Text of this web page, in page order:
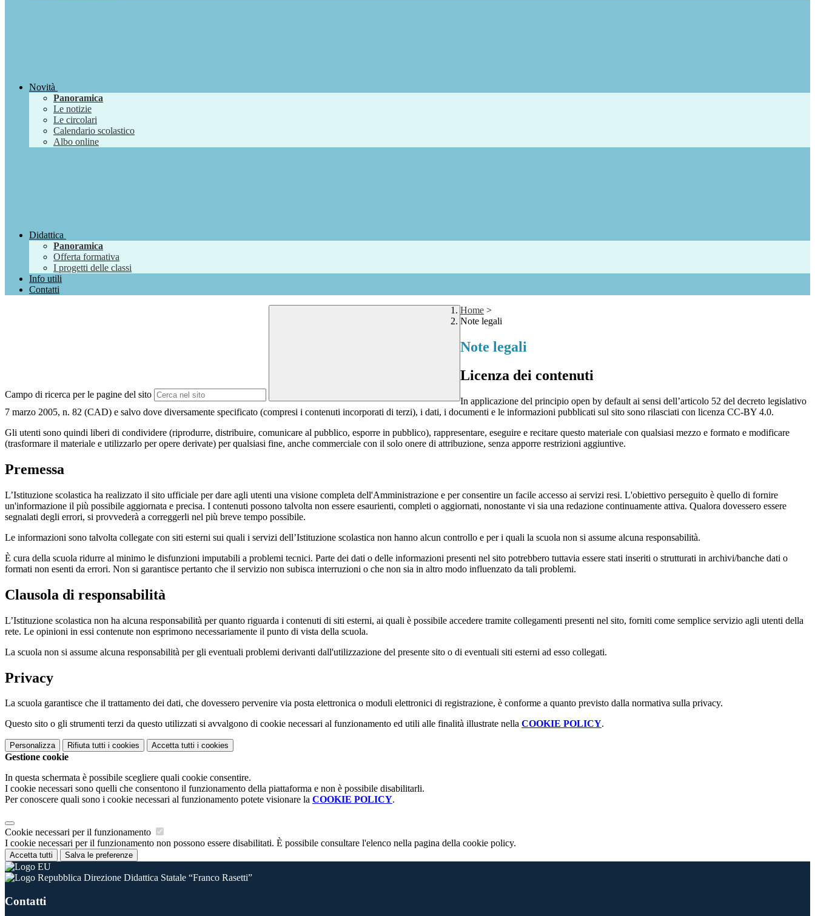
Novità
Panoramica
Le notizie
Le circolari
Calendario scolastico
Albo online
Didattica
Panoramica
Offerta formativa
I progetti delle classi
Info utili
Contatti
Campo di ricerca per le pagine del sito
Home >
Note legali
Note legali
Licenza dei contenuti
In applicazione del principio open by default ai sensi dell’articolo 52 del decreto legislativo
7 marzo 2005, n. 82 (CAD) e salvo dove diversamente specificato (compresi i contenuti incorporati di terzi), i dati, i documenti e le informazioni pubblicati sul sito sono rilasciati con licenza CC-BY 4.0.
Gli utenti sono quindi liberi di condividere (riprodurre, distribuire, comunicare al pubblico, esporre in pubblico), rappresentare, eseguire e recitare questo materiale con qualsiasi mezzo e formato e modificare
(trasformare il materiale e utilizzarlo per opere derivate) per qualsiasi fine, anche commerciale con il solo onere di attribuzione, senza apporre restrizioni aggiuntive.
Premessa
L’Istituzione scolastica ha realizzato il sito ufficiale per dare agli utenti una visione completa dell'Amministrazione e per consentire un facile accesso ai servizi resi. L'obiettivo perseguito è quello di fornire
un'informazione il più possibile aggiornata e precisa. I contenuti possono talvolta non essere esaurienti, completi o aggiornati, nonostante vi sia una redazione continuamente attiva. Qualora dovessero essere
segnalati degli errori, si provvederà a correggerli nel più breve tempo possibile.
Le informazioni sono talvolta collegate con siti esterni sui quali i servizi dell’Istituzione scolastica non hanno alcun controllo e per i quali la scuola non si assume alcuna responsabilità.
È cura della scuola ridurre al minimo le disfunzioni imputabili a problemi tecnici. Parte dei dati o delle informazioni presenti nel sito potrebbero tuttavia essere stati inseriti o strutturati in archivi/banche dati o
formati non esenti da errori. Non si garantisce pertanto che il servizio non subisca interruzioni o che non sia in altro modo influenzato da tali problemi.
Clausola di responsabilità
L’Istituzione scolastica non ha alcuna responsabilità per quanto riguarda i contenuti di siti esterni, ai quali è possibile accedere tramite collegamenti presenti nel sito, forniti come semplice servizio agli utenti della
rete. Le opinioni in essi contenute non esprimono necessariamente il punto di vista della scuola.
La scuola non si assume alcuna responsabilità per gli eventuali problemi derivanti dall'utilizzazione del presente sito o di eventuali siti esterni ad esso collegati.
Privacy
La scuola garantisce che il trattamento dei dati, che dovessero pervenire via posta elettronica o moduli elettronici di registrazione, è conforme a quanto previsto dalla normativa sulla privacy.
Questo sito o gli strumenti terzi da questo utilizzati si avvalgono di cookie necessari al funzionamento ed utili alle finalità illustrate nella COOKIE POLICY.
Personalizza Rifiuta tutti i cookies Accetta tutti i cookies
Gestione cookie
In questa schermata è possibile scegliere quali cookie consentire.
I cookie necessari sono quelli che consentono il funzionamento della piattaforma e non è possibile disabilitarli.
Per conoscere quali sono i cookie necessari al funzionamento potete visionare la COOKIE POLICY.
Cookie necessari per il funzionamento
I cookie necessari per il funzionamento non possono essere disabilitati. È possibile consultare l'elenco nella pagina della cookie policy.
Accetta tutti Salva le preferenze
Direzione Didattica Statale “Franco Rasetti”
Contatti